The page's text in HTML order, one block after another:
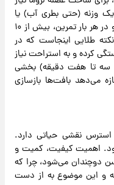
وزنه (حتی بطری آب) یا
میزانی از حرکت مقاومتی را انتخاب کنید و در هر بار تمرین، بیش از ۱۰
نکته طلایی اینجاست که در
کرده و به استراحت نیاز
سه تا هفت دقیقه) بخشی
می‌دهد بافت‌ها بازسازی
نقشی حیاتی دارد.
اهمیت کیفیت، کمیت و
دوچندان می‌شود، چرا که
و این موضوع به از دست